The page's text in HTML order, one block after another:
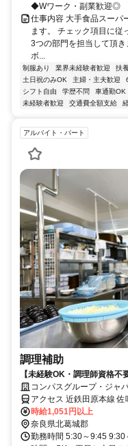
◆Wワーク・副業歓迎◎
仕事内容 大手食品スーパ
ます。 チェック項目に従
3つの部門を担当して頂
ボ...
制服あり 業界未経験者歓迎 扶
土日祝のみOK
主婦・主夫歓迎
シフト自由
学歴不問 車通勤OK
未経験者歓迎
交通費全額支給
アルバイト・パート
調理補助
【未経験OK・調理師資格
定ワーク！
コンパスグループ・ジ
アクセス 近鉄田原本線
歩約17分、近鉄田原本線
目」バス停徒歩約3分
時給1,051円以上
奈良県北葛城郡
勤務時間 5:30～9:45